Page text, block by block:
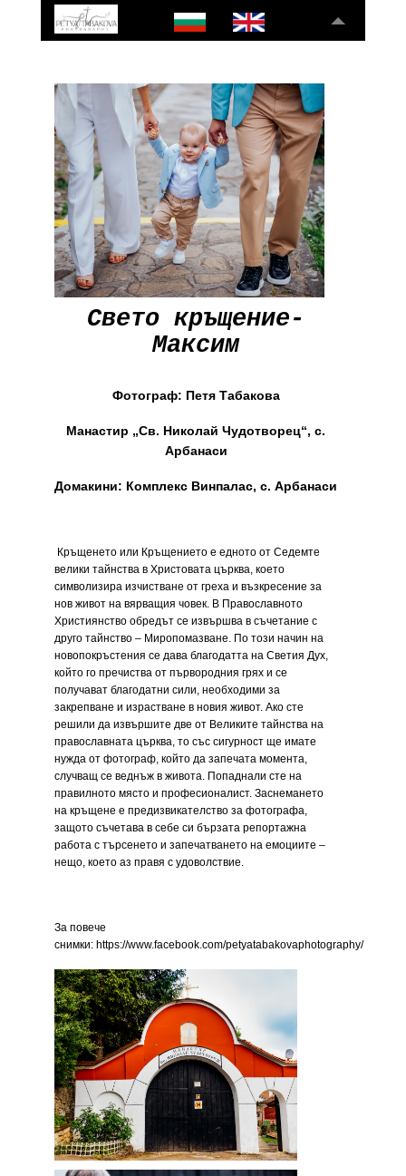
Свето кръщение-
Максим
Фотограф: Петя Табакова
Манастир „Св. Николай Чудотворец“, с.
Арбанаси
Домакини: Комплекс Винпалас, с. Арбанаси
Кръщенето или Кръщението е едното от Седемте
велики тайнства в Христовата църква, което
символизира изчистване от греха и възкресение за
нов живот на вярващия човек. В Православното
Християнство обредът се извършва в съчетание с
друго тайнство – Миропомазване. По този начин на
новопокръстения се дава благодатта на Светия Дух,
който го пречиства от първородния грях и се
получават благодатни сили, необходими за
закрепване и израстване в новия живот. Ако сте
решили да извършите две от Великите тайнства на
православната църква, то със сигурност ще имате
нужда от фотограф, който да запечата момента,
случващ се веднъж в живота. Попаднали сте на
правилното място и професионалист. Заснемането
на кръщене е предизвикателство за фотографа,
защото съчетава в себе си бързата репортажна
работа с търсенето и запечатването на емоциите –
нещо, което аз правя с удоволствие.
За повече
снимки: https://www.facebook.com/petyatabakovaphotography/